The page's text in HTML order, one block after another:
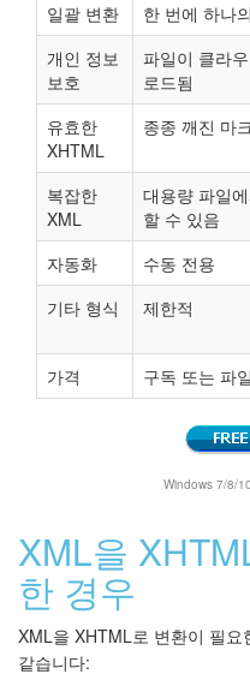
일괄 변환 한 번에 하나
개인 정보
보호
파일이 클라
로드됨
유효한
XHTML
종종 깨진 마
복잡한
XML
대용량 파일
할 수 있음
자동화
수동 전용
기타 형식
제한적
가격
구독 또는 파
Windows 7/8/
XML을
한 경우
XML을 XHTML로 변환이 필
같습니다: